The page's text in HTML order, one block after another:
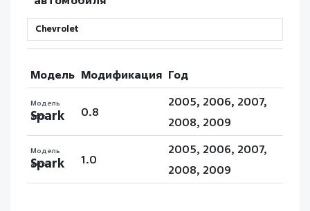
Модель Модификация Год
Модель
авто
Spark 0.8
2005, 2006, 2007,
2008, 2009
Модель
авто
Spark 1.0
2005, 2006, 2007,
2008, 2009